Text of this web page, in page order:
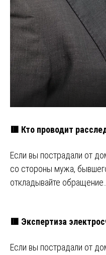
🟥 Кто проводит
Если вы пострадали от
со стороны мужа,
откладывайте
🟥 Экспертиза
Если вы пострадали от